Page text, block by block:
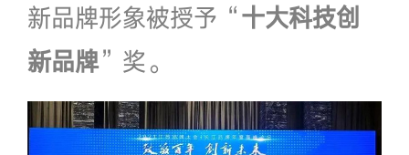
新品牌形象被授予“十大科技创
新品牌”奖。